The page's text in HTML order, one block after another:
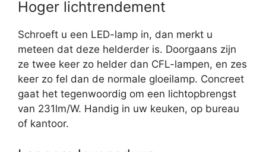
Hoger lichtrendement
Schroeft u een LED-lamp in, dan merkt u
meteen dat deze helderder is. Doorgaans zijn
ze twee keer zo helder dan CFL-lampen, en zes
keer zo fel dan de normale gloeilamp. Concreet
gaat het tegenwoordig om een lichtopbrengst
van 231lm/W. Handig in uw keuken, op bureau
of kantoor.